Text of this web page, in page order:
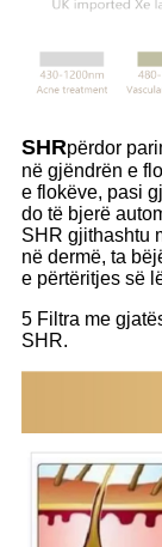
SHRpërdor
në gjëndrën e
e flokëve, pasi
do të bjerë
SHR gjithashtu
në dermë, ta
e përtëritjes së
5 Filtra me
SHR.